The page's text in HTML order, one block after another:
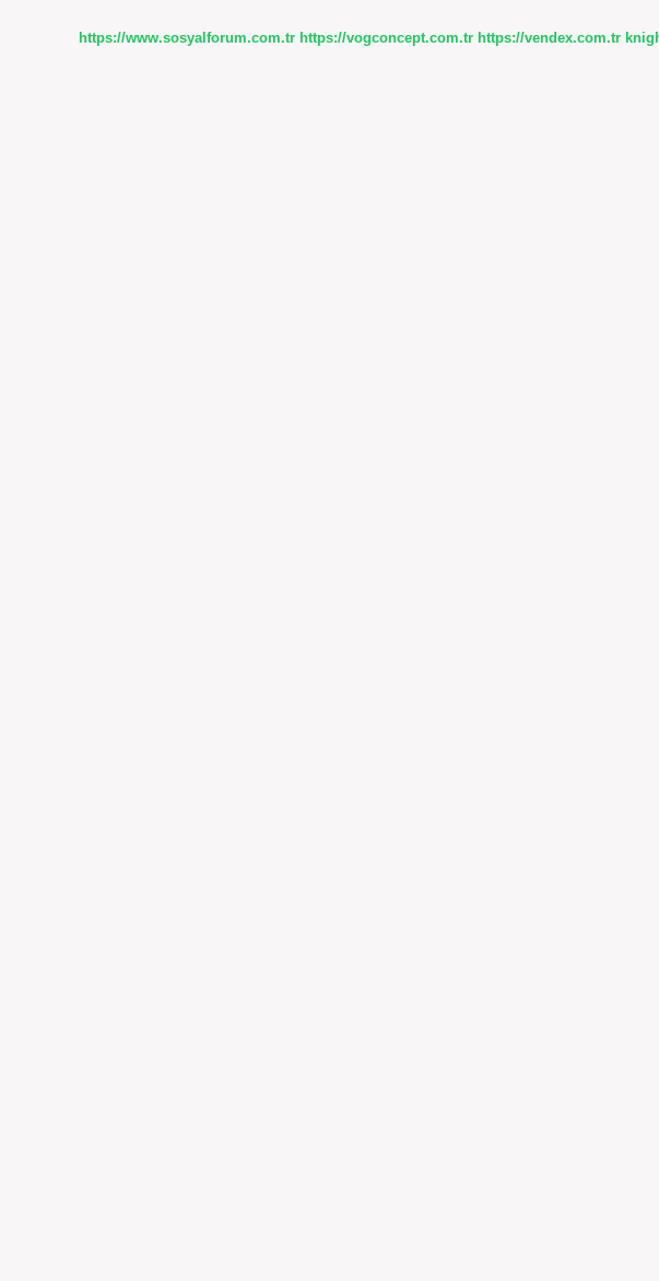
https://www.sosyalforum.com.tr https://vogconcept.com.tr https://vendex.com.tr